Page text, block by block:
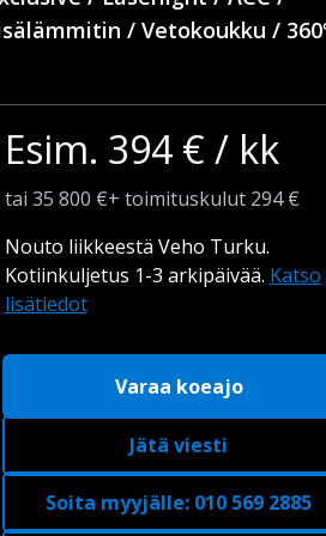
/ Vetokoukku /
Esim. 394 € / kk
tai 35 800 €+ toimituskulut 294 €
Nouto liikkeestä Veho Turku.
Kotiinkuljetus 1-3 arkipäivää. Katso
lisätiedot
Varaa koeajo
Jätä viesti
Soita myyjälle: 010 569 2885